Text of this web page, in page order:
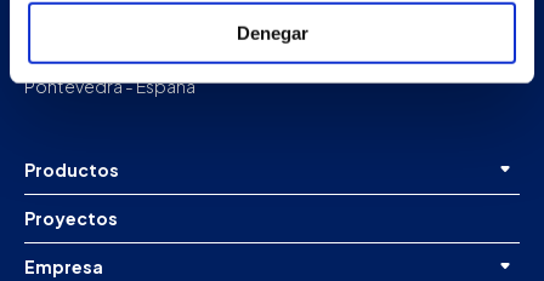
Denegar
Estrada Porto Cabeiro, 68
Redondela
Pontevedra - España
Productos
Proyectos
Empresa